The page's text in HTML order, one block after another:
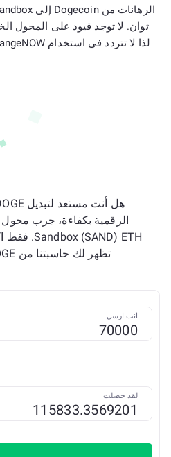
تظهر لك حاسبتنا من DOGE إلى SAND سعر الصرف.
انت ارسل
لقد حصلت